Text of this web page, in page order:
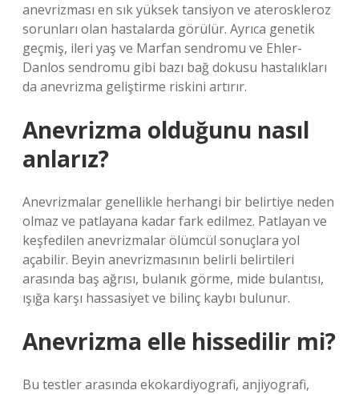
anevrizması en sık yüksek tansiyon ve ateroskleroz
sorunları olan hastalarda görülür. Ayrıca genetik
geçmiş, ileri yaş ve Marfan sendromu ve Ehler-
Danlos sendromu gibi bazı bağ dokusu hastalıkları
da anevrizma geliştirme riskini artırır.
Anevrizma olduğunu nasıl
anlarız?
Anevrizmalar genellikle herhangi bir belirtiye neden
olmaz ve patlayana kadar fark edilmez. Patlayan ve
keşfedilen anevrizmalar ölümcül sonuçlara yol
açabilir. Beyin anevrizmasının belirli belirtileri
arasında baş ağrısı, bulanık görme, mide bulantısı,
ışığa karşı hassasiyet ve bilinç kaybı bulunur.
Anevrizma elle hissedilir mi?
Bu testler arasında ekokardiyografi, anjiyografi,